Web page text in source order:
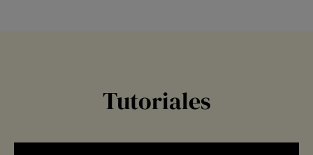
Tutoriales